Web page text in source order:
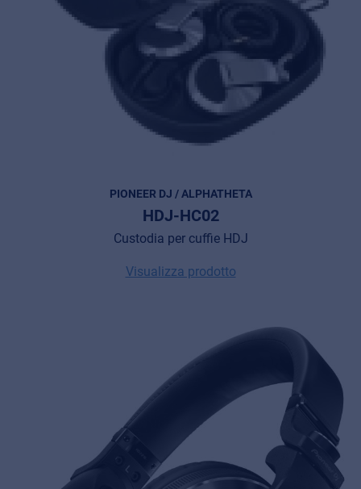
PIONEER DJ / ALPHATHETA
HDJ-HC02
Custodia per cuffie HDJ
Visualizza prodotto